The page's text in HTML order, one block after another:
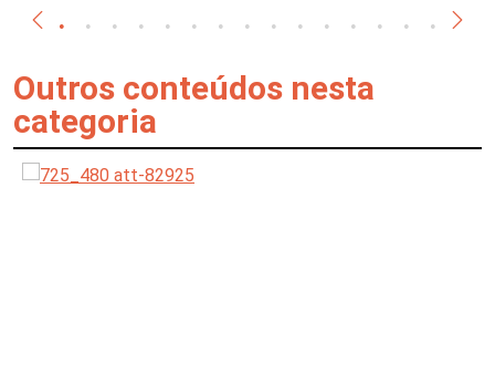
Outros conteúdos nesta
categoria